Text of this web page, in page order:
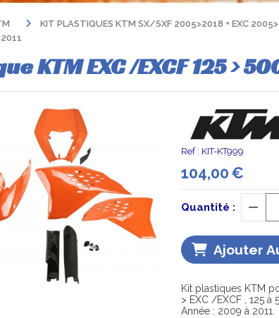
KIT PLASTIQUES KTM SX/SXF 2005>2018 + EXC
KTM EXC /EXCF 125 >
Ref : KIT-KT999
104,00€
Quantité :
Ajouter
Kit plastiques KTM
> EXC /EXCF , 125 à
Année : 2009 à 2011.